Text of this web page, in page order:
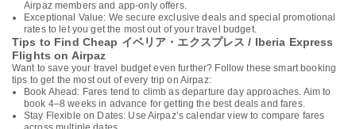
Airpaz members and app-only offers.
Exceptional Value: We secure exclusive deals and special promotional
rates to let you get the most out of your travel budget.
Tips to Find Cheap イベリア・エクスプレス / Iberia Express
Flights on Airpaz
Want to save your travel budget even further? Follow these smart booking
tips to get the most out of every trip on Airpaz:
Book Ahead: Fares tend to climb as departure day approaches. Aim to
book 4–8 weeks in advance for getting the best deals and fares.
Stay Flexible on Dates: Use Airpaz’s calendar view to compare fares